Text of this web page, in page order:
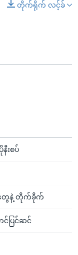
တိုက်ရိုက် လင့်ခ်
းစပ်
တွေနဲ့ တိုက်ခိုက်
ပြင်ဆင်